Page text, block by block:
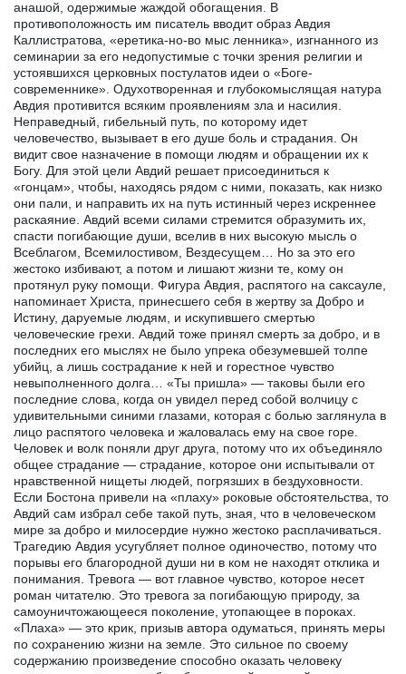
анашой, одержимые жаждой обогащения. В
противоположность им писатель вводит образ Авдия
Каллистратова, «еретика-но-во мыс ленника», изгнанного из
семинарии за его недопустимые с точки зрения религии и
устоявшихся церковных постулатов идеи о «Боге-
современнике». Одухотворенная и глубокомыслящая натура
Авдия противится всяким проявлениям зла и насилия.
Неправедный, гибельный путь, по которому идет
человечество, вызывает в его душе боль и страдания. Он
видит свое назначение в помощи людям и обращении их к
Богу. Для этой цели Авдий решает присоединиться к
«гонцам», чтобы, находясь рядом с ними, показать, как низко
они пали, и направить их на путь истинный через искреннее
раскаяние. Авдий всеми силами стремится образумить их,
спасти погибающие души, вселив в них высокую мысль о
Всеблагом, Всемилостивом, Вездесущем… Но за это его
жестоко избивают, а потом и лишают жизни те, кому он
протянул руку помощи. Фигура Авдия, распятого на саксауле,
напоминает Христа, принесшего себя в жертву за Добро и
Истину, даруемые людям, и искупившего смертью
человеческие грехи. Авдий тоже принял смерть за добро, и в
последних его мыслях не было упрека обезумевшей толпе
убийц, а лишь сострадание к ней и горестное чувство
невыполненного долга… «Ты пришла» — таковы были его
последние слова, когда он увидел перед собой волчицу с
удивительными синими глазами, которая с болью заглянула в
лицо распятого человека и жаловалась ему на свое горе.
Человек и волк поняли друг друга, потому что их объединяло
общее страдание — страдание, которое они испытывали от
нравственной нищеты людей, погрязших в бездуховности.
Если Бостона привели на «плаху» роковые обстоятельства, то
Авдий сам избрал себе такой путь, зная, что в человеческом
мире за добро и милосердие нужно жестоко расплачиваться.
Трагедию Авдия усугубляет полное одиночество, потому что
порывы его благородной души ни в ком не находят отклика и
понимания. Тревога — вот главное чувство, которое несет
роман читателю. Это тревога за погибающую природу, за
самоуничтожающееся поколение, утопающее в пороках.
«Плаха» — это крик, призыв автора одуматься, принять меры
по сохранению жизни на земле. Это сильное по своему
содержанию произведение способно оказать человеку